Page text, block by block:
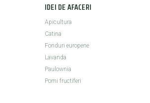
IDEI DE AFACERI
Apicultura
Catina
Fonduri europene
Lavanda
Paulownia
Pomi fructiferi